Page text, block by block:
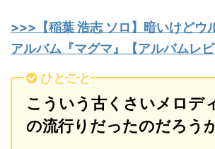
>>>【稲葉 浩志 ソロ】暗いけどウ
アルバム『マグマ』【アルバムレビ
ひとこと
こういう古くさいメロデ
の流行りだったのだろう